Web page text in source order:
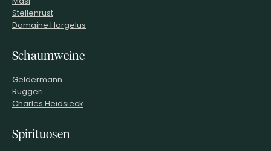
Stellenrust
Domaine Horgelus
Schaumweine
Geldermann
Ruggeri
Charles Heidsieck
Spirituosen